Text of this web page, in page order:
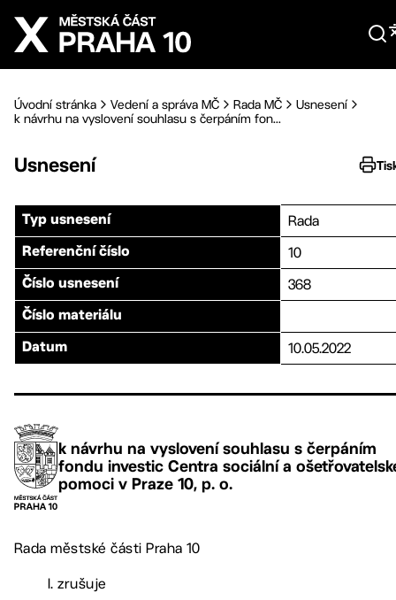
Přejít na hlavní obsah
Úvodní stránka Vedení a správa MČ Rada MČ
Usnesení
k návrhu na vyslovení souhlasu s čerpáním fon...
Usnesení
Typ usnesení Rada
Referenční číslo 10
Číslo usnesení 368
Číslo materiálu
Datum 10.05.2022
k návrhu na vyslovení souhlasu s čerpáním
fondu investic Centra sociální a
pomoci v Praze 10, p. o.
Rada městské části Praha 10
I. zrušuje